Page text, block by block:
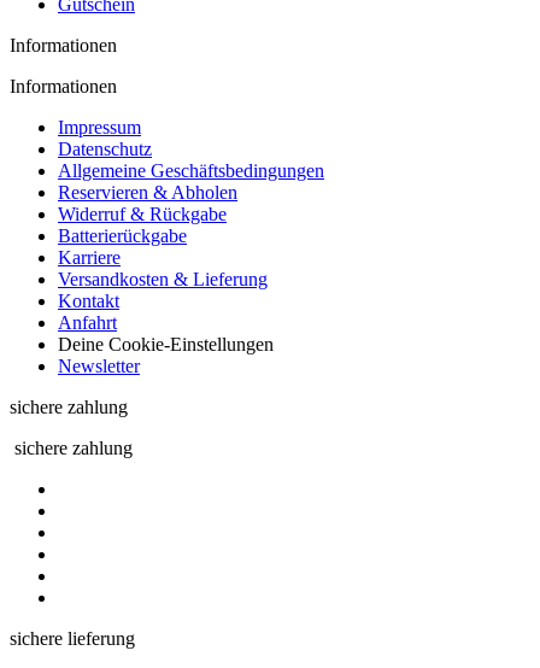
Gutschein
Informationen
Informationen
Impressum
Datenschutz
Allgemeine Geschäftsbedingungen
Reservieren & Abholen
Widerruf & Rückgabe
Batterierückgabe
Karriere
Versandkosten & Lieferung
Kontakt
Anfahrt
Deine Cookie-Einstellungen
Newsletter
sichere zahlung
sichere zahlung
sichere lieferung